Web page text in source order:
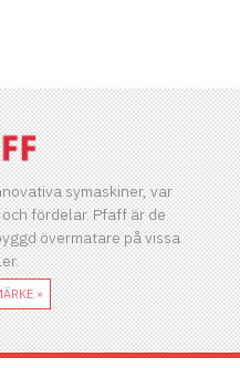
symaskiner, var
fördelar. Pfaff är de
övermatare på vissa
»